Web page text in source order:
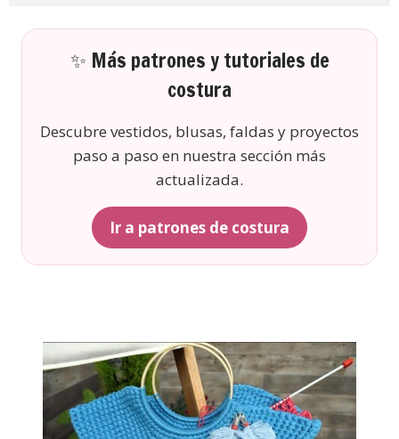
✨ Más patrones y tutoriales de
costura
Descubre vestidos, blusas, faldas y proyectos
paso a paso en nuestra sección más
actualizada.
Ir a patrones de costura